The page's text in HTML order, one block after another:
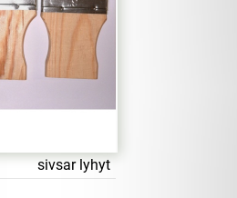
sivsar lyhyt